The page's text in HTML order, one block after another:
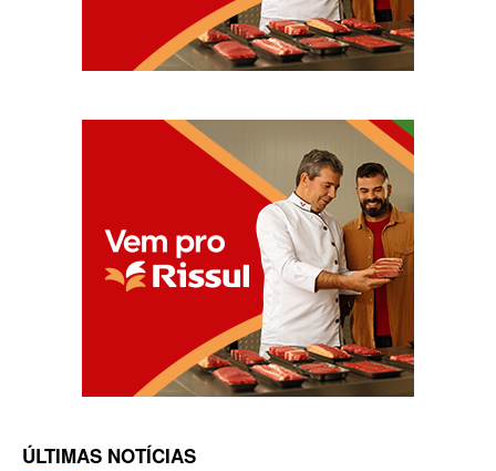
ÚLTIMAS NOTÍCIAS